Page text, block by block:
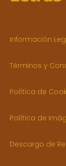
Información
Términos y
Política de
Política de
Descargo de